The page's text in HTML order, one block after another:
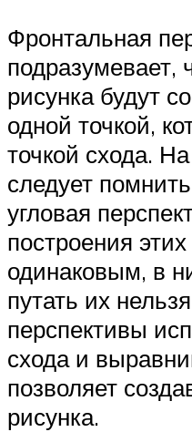
Фронтальная
подразумевает,
рисунка будут
одной точкой,
точкой схода.
следует
угловая
построения
одинаковым, в
путать их
перспективы
схода и
позволяет
рисунка.